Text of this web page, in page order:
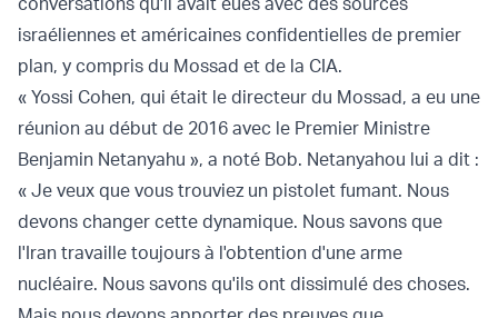
israéliennes et américaines confidentielles de premier
plan, y compris du Mossad et de la CIA.
« Yossi Cohen, qui était le directeur du Mossad, a eu une
réunion au début de 2016 avec le Premier Ministre
Benjamin Netanyahu », a noté Bob. Netanyahou lui a dit :
« Je veux que vous trouviez un pistolet fumant. Nous
devons changer cette dynamique. Nous savons que
l'Iran travaille toujours à l'obtention d'une arme
nucléaire. Nous savons qu'ils ont dissimulé des choses.